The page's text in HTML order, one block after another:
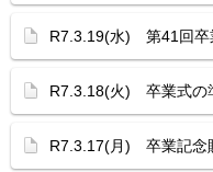
R7.3.19(水) 第41回卒
R7.3.18(火) 卒業式の
R7.3.17(月) 卒業記念